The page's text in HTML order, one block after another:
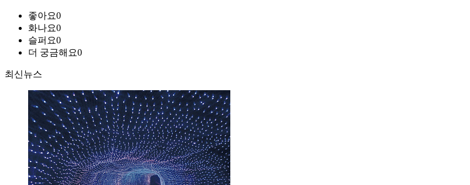
좋아요0
화나요0
슬퍼요0
더 궁금해요0
최신뉴스